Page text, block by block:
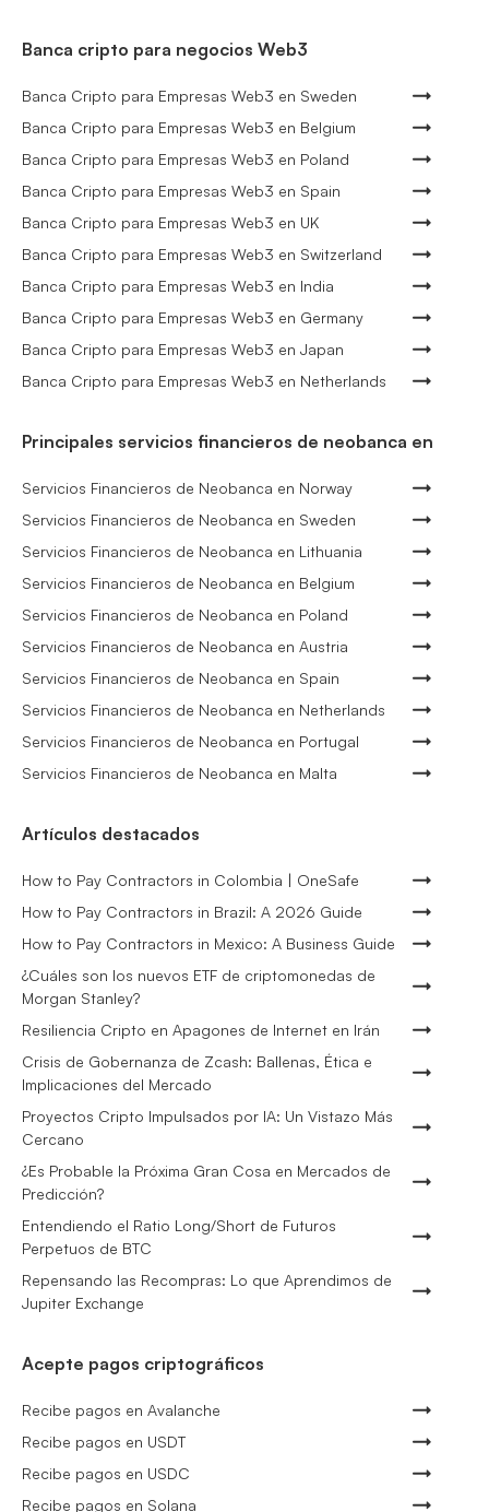
Banca cripto para negocios Web3
Banca Cripto para Empresas Web3 en Sweden
Banca Cripto para Empresas Web3 en Belgium
Banca Cripto para Empresas Web3 en Poland
Banca Cripto para Empresas Web3 en Spain
Banca Cripto para Empresas Web3 en UK
Banca Cripto para Empresas Web3 en Switzerland
Banca Cripto para Empresas Web3 en India
Banca Cripto para Empresas Web3 en Germany
Banca Cripto para Empresas Web3 en Japan
Banca Cripto para Empresas Web3 en Netherlands
Principales servicios financieros de neobanca en
Servicios Financieros de Neobanca en Norway
Servicios Financieros de Neobanca en Sweden
Servicios Financieros de Neobanca en Lithuania
Servicios Financieros de Neobanca en Belgium
Servicios Financieros de Neobanca en Poland
Servicios Financieros de Neobanca en Austria
Servicios Financieros de Neobanca en Spain
Servicios Financieros de Neobanca en Netherlands
Servicios Financieros de Neobanca en Portugal
Servicios Financieros de Neobanca en Malta
Artículos destacados
How to Pay Contractors in Colombia | OneSafe
How to Pay Contractors in Brazil: A 2026 Guide
How to Pay Contractors in Mexico: A Business Guide
¿Cuáles son los nuevos ETF de criptomonedas de
Morgan Stanley?
Resiliencia Cripto en Apagones de Internet en Irán
Crisis de Gobernanza de Zcash: Ballenas, Ética e
Implicaciones del Mercado
Proyectos Cripto Impulsados por IA: Un Vistazo Más
Cercano
¿Es Probable la Próxima Gran Cosa en Mercados de
Predicción?
Entendiendo el Ratio Long/Short de Futuros
Perpetuos de BTC
Repensando las Recompras: Lo que Aprendimos de
Jupiter Exchange
Acepte pagos criptográficos
Recibe pagos en Avalanche
Recibe pagos en USDT
Recibe pagos en USDC
Recibe pagos en Solana